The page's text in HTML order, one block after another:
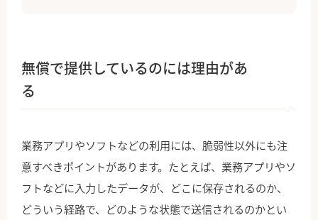
無償で提供しているのには理由があ
る
業務アプリやソフトなどの利用には、脆弱性以外にも注
意すべきポイントがあります。たとえば、業務アプリやソ
フトなどに入力したデータが、どこに保存されるのか、
どういう経路で、どのような状態で送信されるのかとい